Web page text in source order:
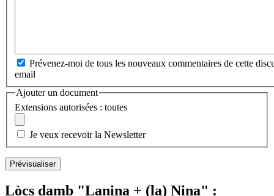
Prévenez-moi de tous les nouveaux commentaires de cette
email
Ajouter un document
Extensions autorisées : toutes
Je veux recevoir la Newsletter
Lòcs damb "Lanina + (la) Nina" :